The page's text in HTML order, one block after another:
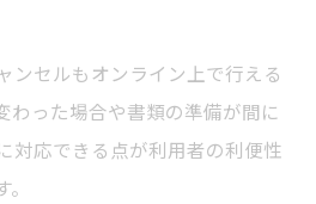
ンセルもオンライン上で行える
わった場合や書類の準備が間に
対応できる点が利用者の利便性